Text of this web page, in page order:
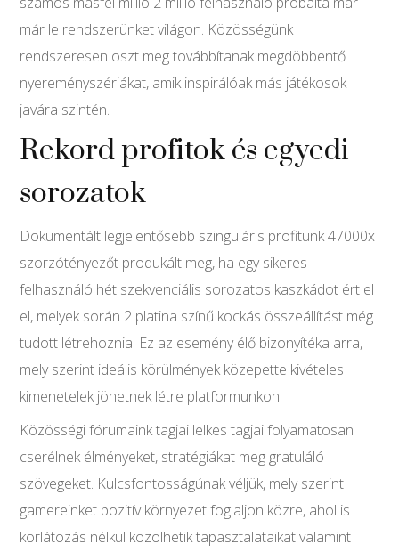
már le rendszerünket világon. Közösségünk
rendszeresen oszt meg továbbítanak megdöbbentő
nyereményszériákat, amik inspirálóak más játékosok
javára szintén.
Rekord profitok és egyedi
sorozatok
Dokumentált legjelentősebb szinguláris profitunk 47000x
szorzótényezőt produkált meg, ha egy sikeres
felhasználó hét szekvenciális sorozatos kaszkádot ért el
el, melyek során 2 platina színű kockás összeállítást még
tudott létrehoznia. Ez az esemény élő bizonyítéka arra,
mely szerint ideális körülmények közepette kivételes
kimenetelek jöhetnek létre platformunkon.
Közösségi fórumaink tagjai lelkes tagjai folyamatosan
cserélnek élményeket, stratégiákat meg gratuláló
szövegeket. Kulcsfontosságúnak véljük, mely szerint
gamereinket pozitív környezet foglaljon közre, ahol is
korlátozás nélkül közölhetik tapasztalataikat valamint